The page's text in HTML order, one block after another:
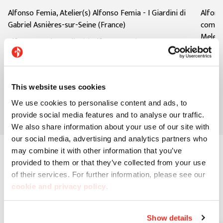
This website uses cookies
We use cookies to personalise content and ads, to
provide social media features and to analyse our traffic.
We also share information about your use of our site with
our social media, advertising and analytics partners who
may combine it with other information that you’ve
provided to them or that they’ve collected from your use
of their services. For further information, please see our
cookie and privacy policy.
Show details
Alfonso Femia, Atelier(s) Alfonso Femia- I Giardini di
Gabriel Asnières-sur-Seine (France)
Alfonso Femia, Atelier(s) Alfonso Femia
Découvrez le projet
Le jury